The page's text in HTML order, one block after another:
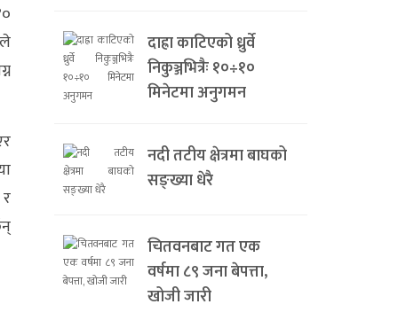
दाह्रा काटिएको ध्रुर्वे
निकुञ्जभित्रैः १०÷१०
मिनेटमा अनुगमन
नदी तटीय क्षेत्रमा बाघको
सङ्ख्या धेरै
चितवनबाट गत एक
वर्षमा ८९ जना बेपत्ता,
खोजी जारी